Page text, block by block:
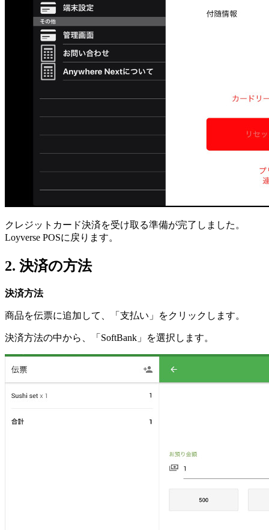
クレジットカード決済を受け取る準備が完了しました。
Loyverse POSに戻ります。
2. 決済の方法
決済方法
商品を伝票に追加して、「支払い」をクリックします。
決済方法の中から、「SoftBank」を選択します。